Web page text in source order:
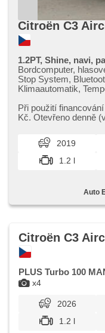
Citroën C3
1.2PT, Shine, navi,
Bordcomputer,
Stop System,
Klimaautomatik,
Handgetriebe, El.
Zentralverriegelung
Nebelscheinwerfer,
ABS, parkovací
Airbag, asistent jízdy
Při použití
Kč. Otevřeno denně
2019
1.2 l
Auto
x4
Citroën C3
PLUS Turbo 100
2026
1.2 l